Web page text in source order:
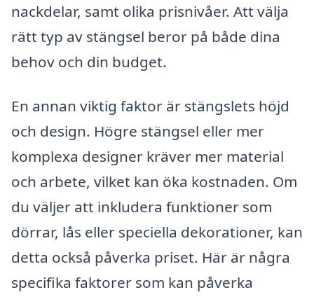
nackdelar, samt olika prisnivåer. Att välja
rätt typ av stängsel beror på både dina
behov och din budget.
En annan viktig faktor är stängslets höjd
och design. Högre stängsel eller mer
komplexa designer kräver mer material
och arbete, vilket kan öka kostnaden. Om
du väljer att inkludera funktioner som
dörrar, lås eller speciella dekorationer, kan
detta också påverka priset. Här är några
specifika faktorer som kan påverka